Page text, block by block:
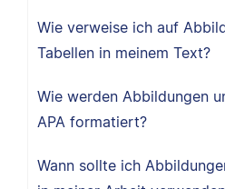
Wie verweise ich auf
Tabellen in meinem Text?
Wie werden Abbildungen
APA formatiert?
Wann sollte ich